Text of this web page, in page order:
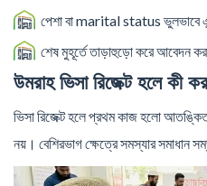
পেশা বা marital status ভুলভাবে
শেষ মুহূর্তে তাড়াহুড়ো করে আবেদন
উমরাহ ভিসা রিজেক্ট হলে কী
ভিসা রিজেক্ট হলে প্রথম কাজ হলো
নয়। বেশিরভাগ ক্ষেত্রে সমস্যার সমাধান